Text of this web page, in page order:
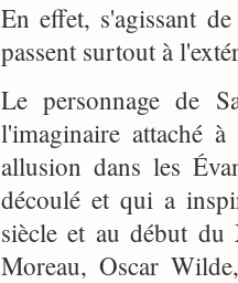
En effet, s'agissant
passent surtout à
Le personnage de
l'imaginaire attaché
allusion dans les
découlé et qui a
siècle et au début du
Moreau, Oscar